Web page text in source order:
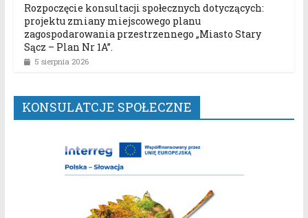
Rozpoczęcie konsultacji społecznych dotyczących:
projektu zmiany miejscowego planu
zagospodarowania przestrzennego „Miasto Stary
Sącz – Plan Nr 1A”.
5 sierpnia 2026
KONSULATCJE SPOŁECZNE